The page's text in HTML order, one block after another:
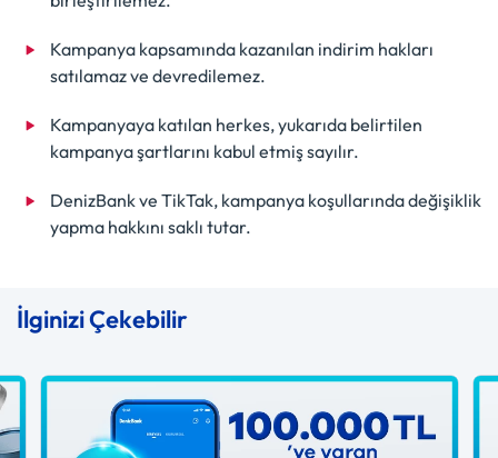
Kampanya kapsamında kazanılan indirim hakları
satılamaz ve devredilemez.
Kampanyaya katılan herkes, yukarıda belirtilen
kampanya şartlarını kabul etmiş sayılır.
DenizBank ve TikTak, kampanya koşullarında değişiklik
yapma hakkını saklı tutar.
İlginizi Çekebilir